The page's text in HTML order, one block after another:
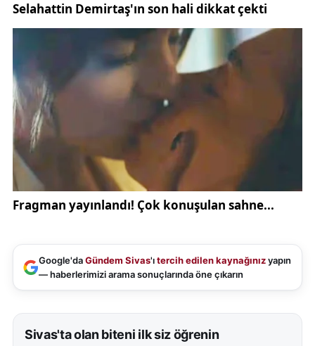
Google'daGündem Sivas'ıtercih edilen kaynağınızyapın
— haberlerimizi arama sonuçlarında öne çıkarın
Sivas'ta olan biteni ilk siz öğrenin